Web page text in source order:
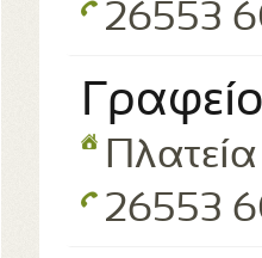
26553
26553